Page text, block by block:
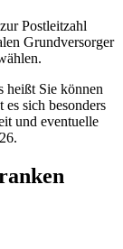
Postleitzahl
Grundversorger
heißt Sie können
sich besonders
und eventuelle